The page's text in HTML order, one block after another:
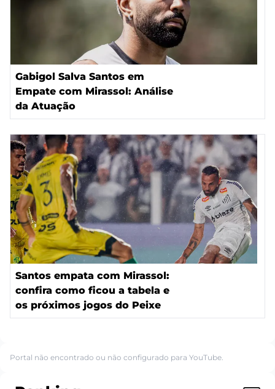
Gabigol Salva Santos em
Empate com Mirassol: Análise
da Atuação
Santos empata com Mirassol:
confira como ficou a tabela e
os próximos jogos do Peixe
Portal não encontrado ou não configurado para YouTube.